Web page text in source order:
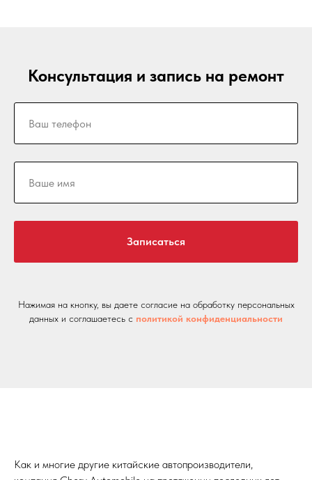
Консультация и запись на ремонт
Записаться
Нажимая на кнопку, вы даете согласие на обработку персональных
данных и соглашаетесь c политикой конфиденциальности
Как и многие другие китайские автопроизводители,